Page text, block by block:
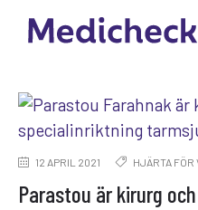
12 APRIL 2021 HJÄRTA FÖR
Parastou är kirurg